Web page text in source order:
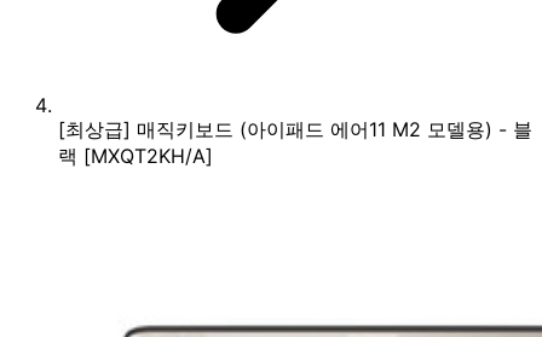
[최상급] 매직키보드 (아이패드 에어11 M2 모델용) - 블
랙 [MXQT2KH/A]